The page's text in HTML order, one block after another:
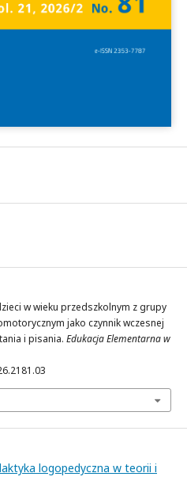
w wieku przedszkolnym z grupy
jako czynnik wczesnej
i pisania. Edukacja Elementarna w
logopedyczna w teorii i